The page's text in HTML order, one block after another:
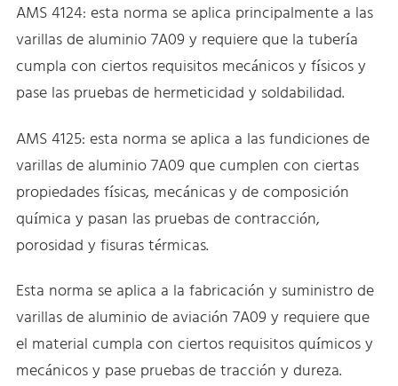
AMS 4124: esta norma se aplica principalmente a las
varillas de aluminio 7A09 y requiere que la tubería
cumpla con ciertos requisitos mecánicos y físicos y
pase las pruebas de hermeticidad y soldabilidad.
AMS 4125: esta norma se aplica a las fundiciones de
varillas de aluminio 7A09 que cumplen con ciertas
propiedades físicas, mecánicas y de composición
química y pasan las pruebas de contracción,
porosidad y fisuras térmicas.
Esta norma se aplica a la fabricación y suministro de
varillas de aluminio de aviación 7A09 y requiere que
el material cumpla con ciertos requisitos químicos y
mecánicos y pase pruebas de tracción y dureza.